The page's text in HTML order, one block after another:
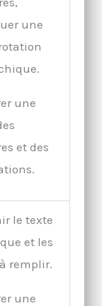
une
une
et des
le texte
et les
remplir.
une